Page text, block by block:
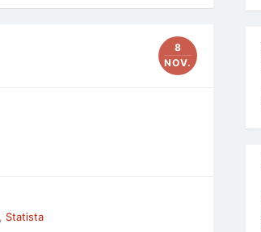
8
NOV.
Statista